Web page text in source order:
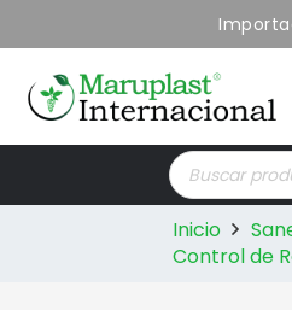
Búsqueda
de
productos
Inicio
Control de